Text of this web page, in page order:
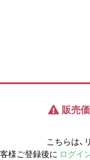
販売
こちらは、
様ご登録後に ログイ